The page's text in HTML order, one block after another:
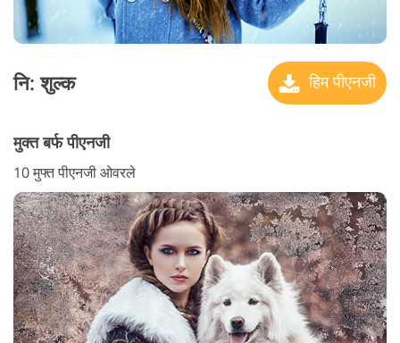
नि: शुल्क हिम पीएनजी
मुक्त बर्फ पीएनजी
10 मुफ्त पीएनजी ओवरले